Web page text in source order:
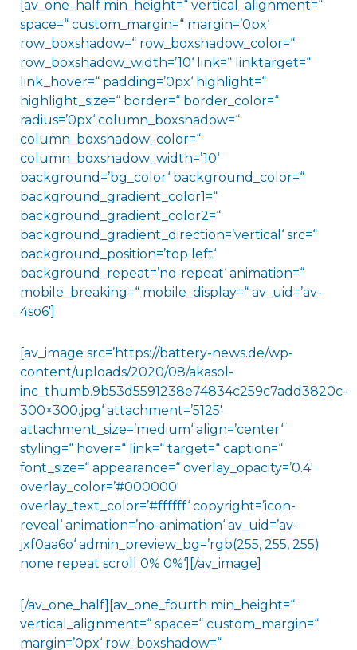
[av_one_half min_height=“ vertical_alignment=“
space=“ custom_margin=“ margin=’0px‘
row_boxshadow=“ row_boxshadow_color=“
row_boxshadow_width=’10‘ link=“ linktarget=“
link_hover=“ padding=’0px‘ highlight=“
highlight_size=“ border=“ border_color=“
radius=’0px‘ column_boxshadow=“
column_boxshadow_color=“
column_boxshadow_width=’10‘
background=’bg_color‘ background_color=“
background_gradient_color1=“
background_gradient_color2=“
background_gradient_direction=’vertical‘ src=“
background_position=’top left‘
background_repeat=’no-repeat‘ animation=“
mobile_breaking=“ mobile_display=“ av_uid=’av-
4so6′]
[av_image src=’https://battery-news.de/wp-
content/uploads/2020/08/akasol-
inc_thumb.9b53d5591238e74834c259c7add3820c-
300×300.jpg‘ attachment=’5125′
attachment_size=’medium‘ align=’center‘
styling=“ hover=“ link=“ target=“ caption=“
font_size=“ appearance=“ overlay_opacity=’0.4′
overlay_color=’#000000′
overlay_text_color=’#ffffff‘ copyright=’icon-
reveal‘ animation=’no-animation‘ av_uid=’av-
jxf0aa6o‘ admin_preview_bg=’rgb(255, 255, 255)
none repeat scroll 0% 0%‘][/av_image]
[/av_one_half][av_one_fourth min_height=“
vertical_alignment=“ space=“ custom_margin=“
margin=’0px‘ row_boxshadow=“